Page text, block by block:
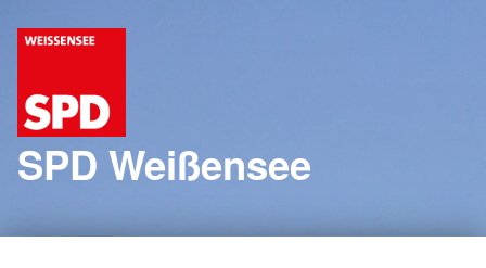
SPD Weißensee